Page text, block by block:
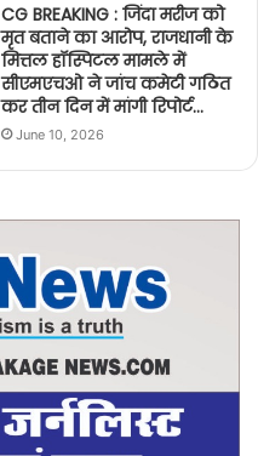
CG BREAKING : जिंदा मरीज को
मृत बताने का आरोप, राजधानी के
मित्तल हॉस्पिटल मामले में
सीएमएचओ ने जांच कमेटी गठित
कर तीन दिन में मांगी रिपोर्ट…
June 10, 2026